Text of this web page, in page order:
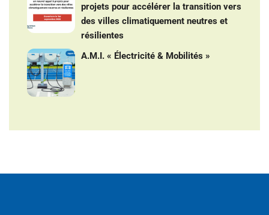
projets pour accélérer la transition vers
des villes climatiquement neutres et
résilientes
A.M.I. « Électricité & Mobilités »